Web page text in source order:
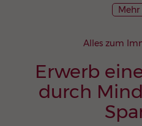
Mehr
Alles zum
Erwerb
durch